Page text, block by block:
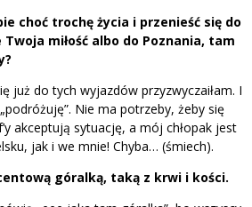
choć trochę życia i przenieść się do
miłość albo do Poznania, tam
już do tych wyjazdów przyzwyczaiłam. I
Nie ma potrzeby, żeby się
akceptują sytuację, a mój chłopak jest
jak i we mnie! Chyba… (śmiech).
góralką, taką z krwi i kości.